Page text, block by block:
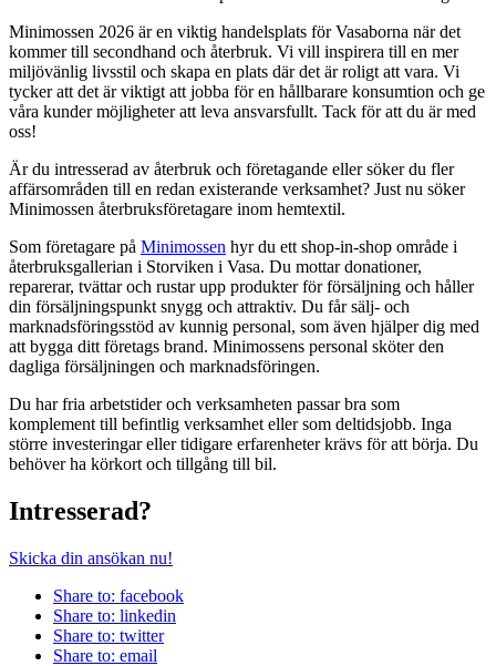
Minimossen 2026 är en viktig handelsplats för Vasaborna när det
kommer till secondhand och återbruk. Vi vill inspirera till en mer
miljövänlig livsstil och skapa en plats där det är roligt att vara. Vi
tycker att det är viktigt att jobba för en hållbarare konsumtion och ge
våra kunder möjligheter att leva ansvarsfullt. Tack för att du är med
oss!
Är du intresserad av återbruk och företagande eller söker du fler
affärsområden till en redan existerande verksamhet? Just nu söker
Minimossen återbruksföretagare inom hemtextil.
Som företagare på Minimossen hyr du ett shop-in-shop område i
återbruksgallerian i Storviken i Vasa. Du mottar donationer,
reparerar, tvättar och rustar upp produkter för försäljning och håller
din försäljningspunkt snygg och attraktiv. Du får sälj- och
marknadsföringsstöd av kunnig personal, som även hjälper dig med
att bygga ditt företags brand. Minimossens personal sköter den
dagliga försäljningen och marknadsföringen.
Du har fria arbetstider och verksamheten passar bra som
komplement till befintlig verksamhet eller som deltidsjobb. Inga
större investeringar eller tidigare erfarenheter krävs för att börja. Du
behöver ha körkort och tillgång till bil.
Intresserad?
Skicka din ansökan nu!
Share to: facebook
Share to: linkedin
Share to: twitter
Share to: email